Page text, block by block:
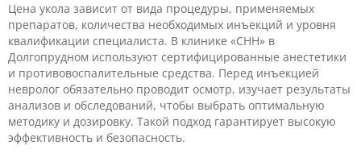
Цена укола зависит от вида процедуры, применяемых
препаратов, количества необходимых инъекций и уровня
квалификации специалиста. В клинике «CHH» в
Долгопрудном используют сертифицированные анестетики
и противовоспалительные средства. Перед инъекцией
невролог обязательно проводит осмотр, изучает результаты
анализов и обследований, чтобы выбрать оптимальную
методику и дозировку. Такой подход гарантирует высокую
эффективность и безопасность.